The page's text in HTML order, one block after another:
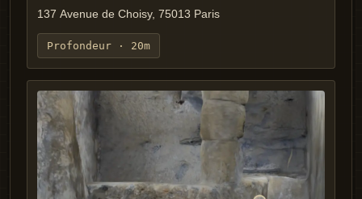
137 Avenue de Choisy, 75013 Paris
Profondeur · 20m